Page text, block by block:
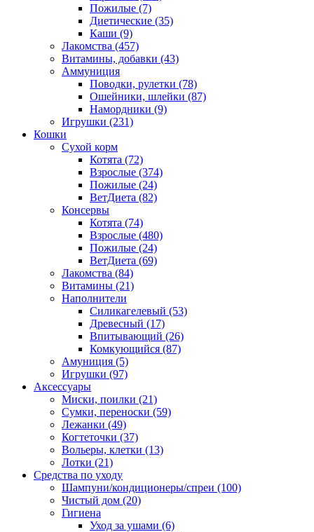
Пожилые (7)
Диетические (35)
Каши (9)
Лакомства (457)
Витамины, добавки (43)
Аммуниция
Поводки, рулетки (78)
Ошейники, шлейки (87)
Намордники (9)
Игрушки (231)
Кошки
Сухой корм
Котята (72)
Взрослые (374)
Пожилые (24)
ВетДиета (82)
Консервы
Котята (74)
Взрослые (480)
Пожилые (24)
ВетДиета (69)
Лакомства (84)
Витамины (21)
Наполнители
Силикагелевый (53)
Древесный (17)
Впитывающий (26)
Комкующийся (87)
Амуниция (5)
Игрушки (97)
Аксессуары
Миски, поилки (21)
Сумки, переноски (59)
Лежанки (49)
Когтеточки (37)
Вольеры, клетки (13)
Лотки (21)
Средства по уходу
Шампуни/кондиционеры/спреи (100)
Чистый дом (20)
Гигиена
Уход за ушами (6)